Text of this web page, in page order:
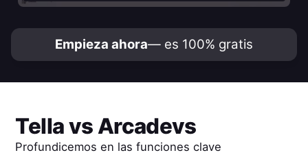
Empieza ahora— es 100% gratis
TellavsArcadevs
Profundicemos en las funciones clave